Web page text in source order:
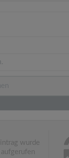
wurde
aufgerufen